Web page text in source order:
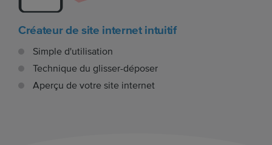
Créateur de site internet intuitif
Simple d'utilisation
Technique du glisser-déposer
Aperçu de votre site internet